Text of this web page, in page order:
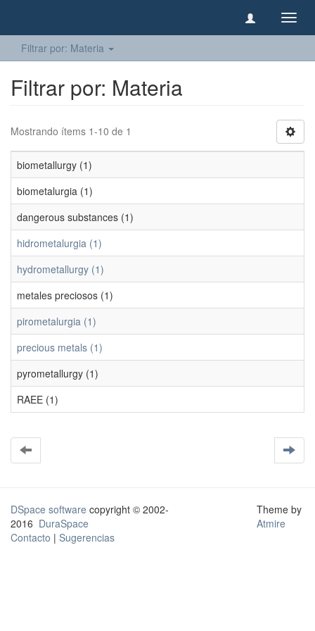
Filtrar por: Materia
Filtrar por: Materia
Mostrando ítems 1-10 de 1
biometallurgy (1)
biometalurgia (1)
dangerous substances (1)
hidrometalurgia (1)
hydrometallurgy (1)
metales preciosos (1)
pirometalurgia (1)
precious metals (1)
pyrometallurgy (1)
RAEE (1)
DSpace software copyright © 2002-
2016 DuraSpace
Contacto | Sugerencias
Theme by
Atmire